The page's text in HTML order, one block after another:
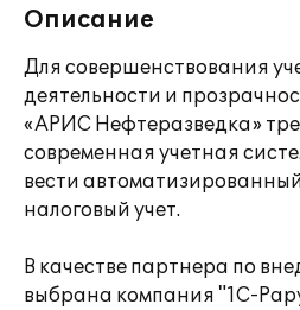
Описание
Для совершенствования
деятельности и
«АРИС Нефтеразведка»
современная учетная
вести
налоговый учет.
В качестве партнера по
выбрана компания "1С-